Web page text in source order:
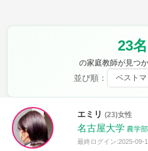
23名
の家庭教師が見つか
並び順：
エミリ (23)女性
名古屋大学 農学部
最終ログイン:2025-09-
教科
理科
保健・体育 図画
時給：¥1,000 ～ ¥10,000